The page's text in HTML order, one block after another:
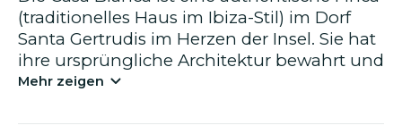
(traditionelles Haus im Ibiza-Stil) im Dorf
Santa Gertrudis im Herzen der Insel. Sie hat
ihre ursprüngliche Architektur bewahrt und
wurde an den modernen Geschmack und
Mehr zeigen